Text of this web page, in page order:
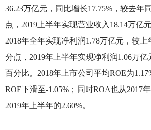
36.23万亿元，同比增长17.75%，较去年
点，2019上半年实现营业收入18.14万亿
2018年全年实现净利润1.78万亿元，较上
分点，2019年上半年实现净利润1.06万亿
百分比。2018年上市公司平均ROE为
ROE下滑至-1.05%；同时ROA也从2017
2019年上半年的2.60%。